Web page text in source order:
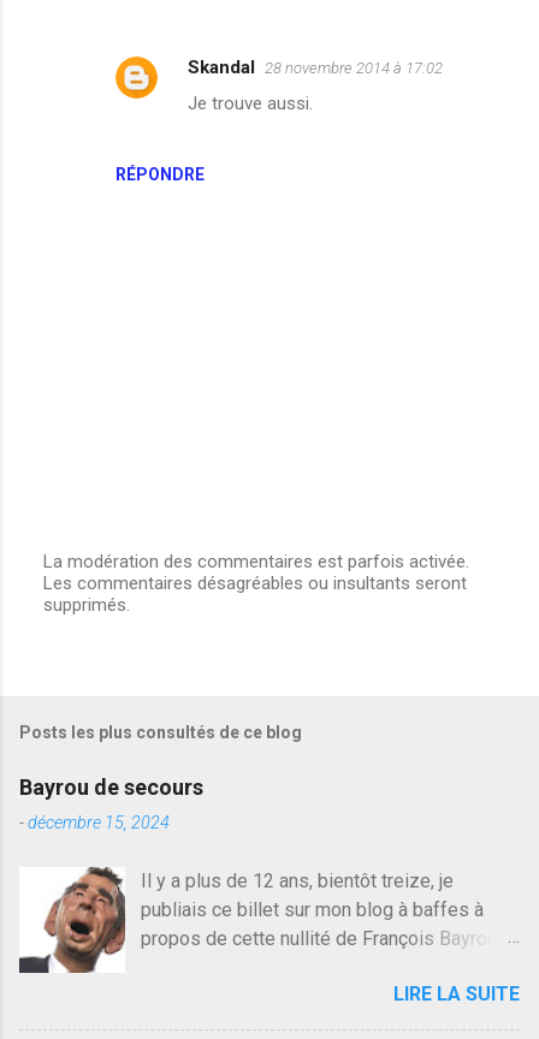
RÉPONDRE
Skandal 28 novembre 2014 à 17:02
Je trouve aussi.
E
n
t
e
r
u
m
m
e
n
La modération des commentaires est parfois activée.
Les commentaires désagréables ou insultants seront
supprimés.
Posts les plus consultés de ce blog
Bayrou de secours
-décembre 15, 2024
Il y a plus de 12 ans, bientôt treize, je
publiais ce billet sur mon blog à baffes à
propos de cette nullité de François Bayrou. Il
quelqu'un, je ne parle pas des couples mais
des amis ou des valeurs dans lesquels on
LIRE LA SUITE